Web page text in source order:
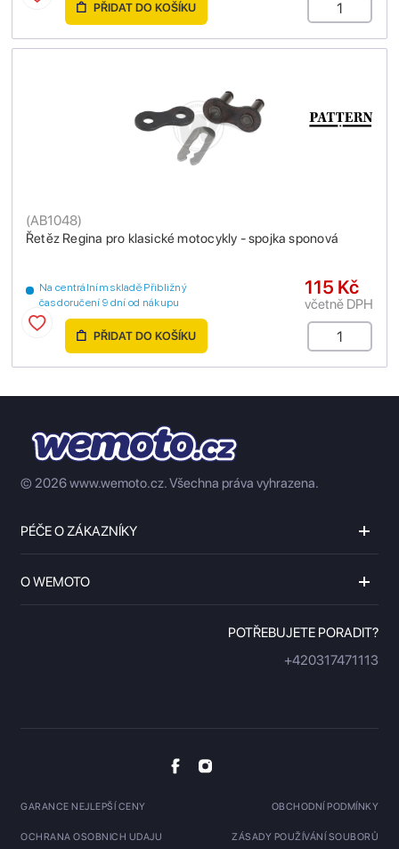
PŘIDAT DO KOŠÍKU
Řetěz Regina pro klasické motocykly - spojka sponová
(AB1048)
Na centrálním skladě Přibližný
čas doručení 9 dní od nákupu
115 Kč
včetně DPH
PŘIDAT DO KOŠÍKU
© 2026 www.wemoto.cz.Všechna práva vyhrazena.
PÉČE O ZÁKAZNÍKY
O WEMOTO
POTŘEBUJETE PORADIT?
+420317471113
GARANCE NEJLEPŠÍ CENY OBCHODNÍ PODMÍNKY
OCHRANA OSOBNICH UDAJU ZÁSADY POUŽÍVÁNÍ SOUBORŮ